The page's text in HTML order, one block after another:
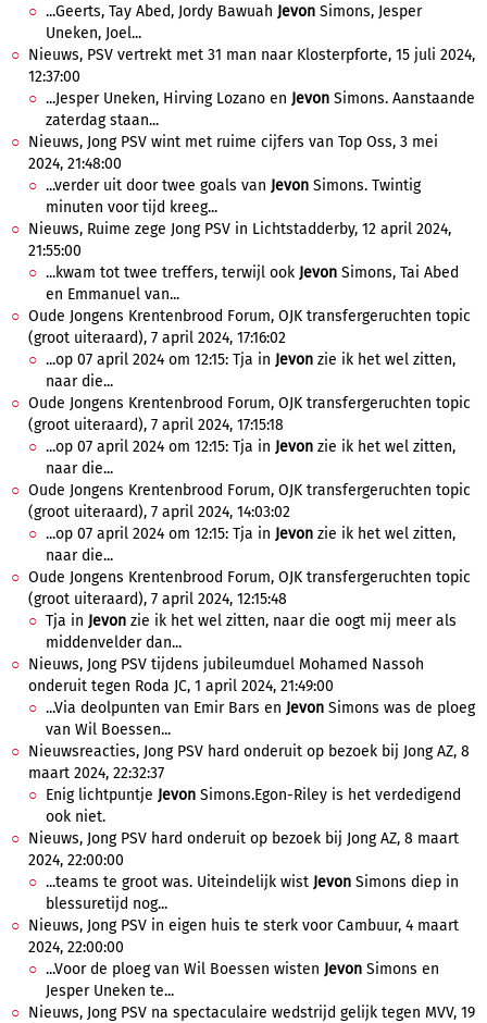
...Geerts, Tay Abed, Jordy Bawuah Jevon Simons, Jesper
Uneken, Joel...
Nieuws, PSV vertrekt met 31 man naar Klosterpforte, 15 juli 2024,
12:37:00
...Jesper Uneken, Hirving Lozano en Jevon Simons. Aanstaande
zaterdag staan...
Nieuws, Jong PSV wint met ruime cijfers van Top Oss, 3 mei
2024, 21:48:00
...verder uit door twee goals van Jevon Simons. Twintig
minuten voor tijd kreeg...
Nieuws, Ruime zege Jong PSV in Lichtstadderby, 12 april 2024,
21:55:00
...kwam tot twee treffers, terwijl ook Jevon Simons, Tai Abed
en Emmanuel van...
Oude Jongens Krentenbrood Forum, OJK transfergeruchten topic
(groot uiteraard), 7 april 2024, 17:16:02
...op 07 april 2024 om 12:15: Tja in Jevon zie ik het wel zitten,
naar die...
Oude Jongens Krentenbrood Forum, OJK transfergeruchten topic
(groot uiteraard), 7 april 2024, 17:15:18
...op 07 april 2024 om 12:15: Tja in Jevon zie ik het wel zitten,
naar die...
Oude Jongens Krentenbrood Forum, OJK transfergeruchten topic
(groot uiteraard), 7 april 2024, 14:03:02
...op 07 april 2024 om 12:15: Tja in Jevon zie ik het wel zitten,
naar die...
Oude Jongens Krentenbrood Forum, OJK transfergeruchten topic
(groot uiteraard), 7 april 2024, 12:15:48
Tja in Jevon zie ik het wel zitten, naar die oogt mij meer als
middenvelder dan...
Nieuws, Jong PSV tijdens jubileumduel Mohamed Nassoh
onderuit tegen Roda JC, 1 april 2024, 21:49:00
...Via deolpunten van Emir Bars en Jevon Simons was de ploeg
van Wil Boessen...
Nieuwsreacties, Jong PSV hard onderuit op bezoek bij Jong AZ, 8
maart 2024, 22:32:37
Enig lichtpuntje Jevon Simons.Egon-Riley is het verdedigend
ook niet.
Nieuws, Jong PSV hard onderuit op bezoek bij Jong AZ, 8 maart
2024, 22:00:00
...teams te groot was. Uiteindelijk wist Jevon Simons diep in
blessuretijd nog...
Nieuws, Jong PSV in eigen huis te sterk voor Cambuur, 4 maart
2024, 22:00:00
...Voor de ploeg van Wil Boessen wisten Jevon Simons en
Jesper Uneken te...
Nieuws, Jong PSV na spectaculaire wedstrijd gelijk tegen MVV, 19